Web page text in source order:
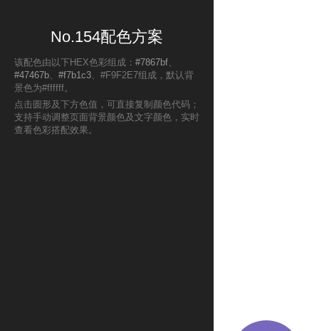
No.154配色方案
该配色由以下HEX色彩组成： #7867bf、
#47467b、 #f7b1c3、#F9F2E7组成，默认背
景色为#ffffff。
点击圆形及下方色值，可直接复制颜色代码；
支持手动调整页面背景颜色及文字颜色，实时
查看色彩搭配效果。